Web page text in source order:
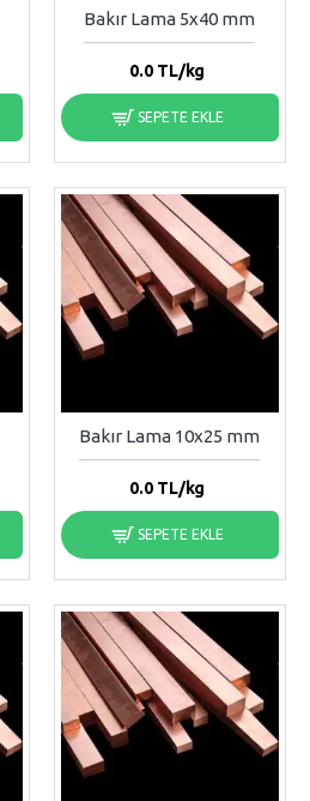
Bakır Lama 5x40 mm
0.0TL/kg
SEPETE EKLE
Bakır Lama 10x25 mm
0.0TL/kg
SEPETE EKLE